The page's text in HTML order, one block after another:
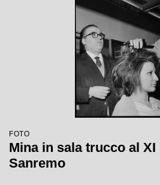
FOTO
Mina in sala trucco al XI
Sanremo